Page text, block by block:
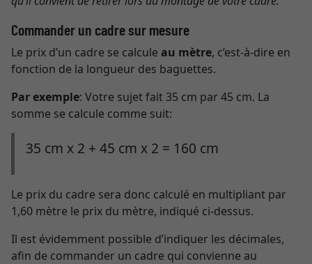
Commander un cadre sur mesure
Le prix d’un cadre se calcule au mètre, c’est-à-dire en
fonction de la longueur des baguettes.
Par exemple: Votre sujet fait 35 cm par 45 cm. La
somme se calcule comme suit:
35 cm x 2 + 45 cm x 2 = 160 cm
Le prix du cadre sera donc calculé en multipliant par
1,60 mètre le prix du mètre, indiqué ci-dessus.
Il est évidemment possible d’indiquer les décimales,
afin de commander un cadre qui convienne au